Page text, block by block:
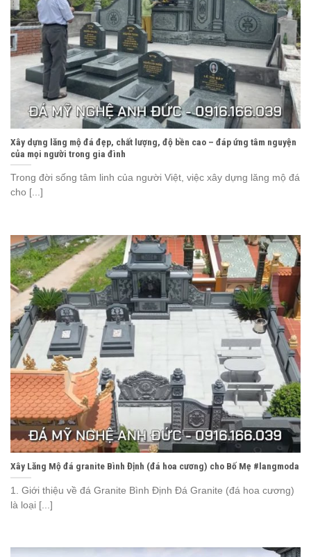
Xây dựng lăng mộ đá đẹp, chất lượng, độ bền cao – đáp ứng tâm nguyện
của mọi người trong gia đình
Trong đời sống tâm linh của người Việt, việc xây dựng lăng mộ đá
cho [...]
Xây Lăng Mộ đá granite Bình Định (đá hoa cương) cho Bố Mẹ #langmoda
1. Giới thiệu về đá Granite Bình Định Đá Granite (đá hoa cương)
là loại [...]